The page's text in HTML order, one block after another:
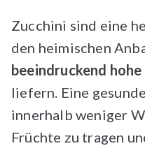
Zucchini sind eine
den heimischen
beeindruckend
liefern. Eine
innerhalb weniger
Früchte zu tragen